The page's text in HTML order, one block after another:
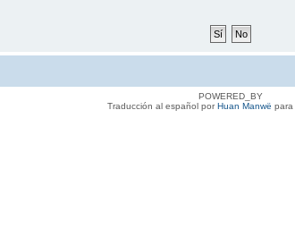
POWERED_BY
Traducción al español porHuan Manwë para